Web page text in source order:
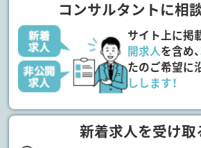
コンサルタントに相
サイト上に掲
開求人を含め、
たのご希望に
しします！
新着求人を受け取